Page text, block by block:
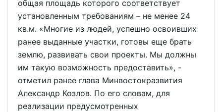
общая площадь которого соответствует
установленным требованиям – не менее 24
кв.м. «Многие из людей, успешно освоивших
ранее выданные участки, готовы еще брать
землю, развивать свои проекты. Мы должны
им такую возможность предоставить», -
отметил ранее глава Минвостокразвития
Александр Козлов. По его словам, для
реализации предусмотренных